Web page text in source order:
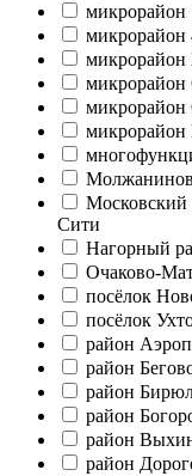
микрорайон
микрорайон
микрорайон
микрорайон
микрорайон
Московский
Сити
Нагорный
Очаково-
посёлок
посёлок
район
район
район
район
район
район